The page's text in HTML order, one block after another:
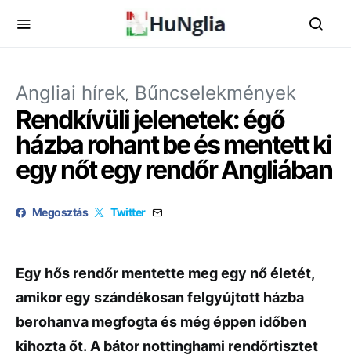
Angliai hírek Bűncselekmények
Rendkívüli jelenetek: égő
házba rohant be és mentett ki
egy nőt egy rendőr Angliában
Megosztás Twitter
Egy hős rendőr mentette meg egy nő életét,
amikor egy szándékosan felgyújtott házba
berohanva megfogta és még éppen időben
kihozta őt. A bátor nottinghami rendőrtisztet